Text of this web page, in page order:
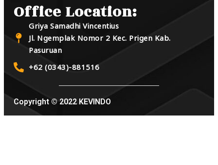
Office Location:
Griya Samadhi Vincentius
Jl. Ngemplak Nomor 2 Kec. Prigen Kab.
Pasuruan
+62 (0343)-881516
Copyright © 2022 KEVINDO